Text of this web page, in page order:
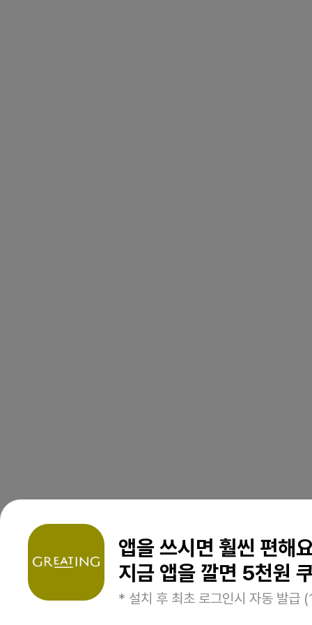
앱을 쓰시면 훨씬 편해
지금 앱을 깔면 5천원
* 설치 후 최초 로그인시 자동 발급